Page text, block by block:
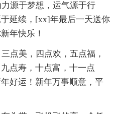
源于梦想，运气源于行
延续，[xx]年最后一天送你
年快乐！
点美，四点欢，五点福，
点寿，十点富，十一点
好运！新年万事顺意，平